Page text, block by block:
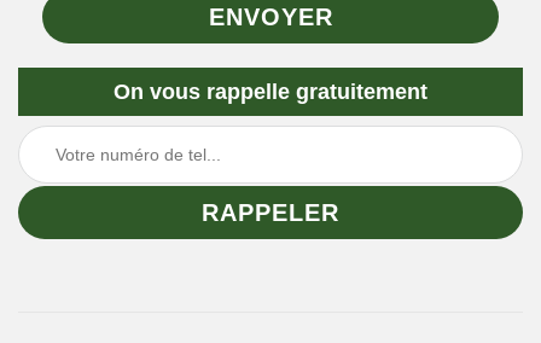
On vous rappelle gratuitement